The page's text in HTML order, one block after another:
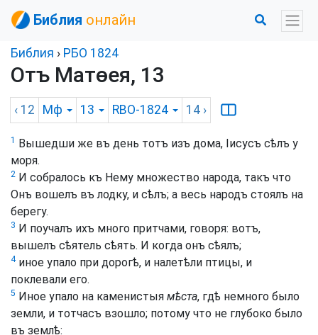
Библия онлайн
Библия › РБО 1824
Отъ Матѳея, 13
‹ 12 Мф 13 RBO-1824 14 ›
1
Вышедши же въ день тотъ изъ дома, Іисусъ сѣлъ у
моря.
2 И собралось къ Нему множество народа, такъ что
Онъ вошелъ въ лодку, и сѣлъ; а весь народъ стоялъ на
берегу.
3 И поучалъ ихъ много притчами, говоря: вотъ,
вышелъ сѣятель сѣять. И когда онъ сѣялъ;
4иное упало при дорогѣ, и налетѣли птицы, и
поклевали его.
5 Иное упало на каменистыя мѣста, гдѣ немного было
земли, и тотчасъ взошло; потому что не глубоко было
въ землѣ: